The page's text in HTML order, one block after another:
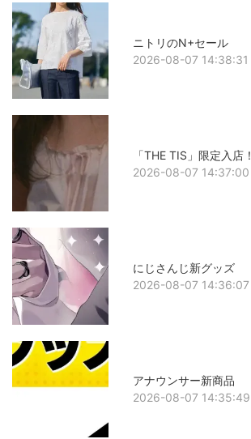
ニトリのN+セール
2026-08-07 14:38:31
「THE TIS」限定入店！
2026-08-07 14:37:00
にじさんじ新グッズ
2026-08-07 14:36:07
アナウンサー新商品
2026-08-07 14:35:49